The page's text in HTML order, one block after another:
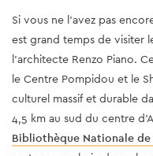
Si vous ne l'avez pas
est grand temps de visiter
l'architecte Renzo Piano.
le Centre Pompidou et le
culturel massif et durable
4,5 km au sud du centre
Bibliothèque Nationale de